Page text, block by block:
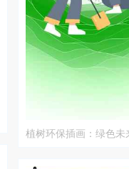
植树环保插画：绿色未